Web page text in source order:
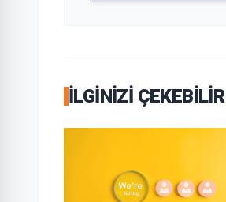
İLGINIZI ÇEKEBILIR